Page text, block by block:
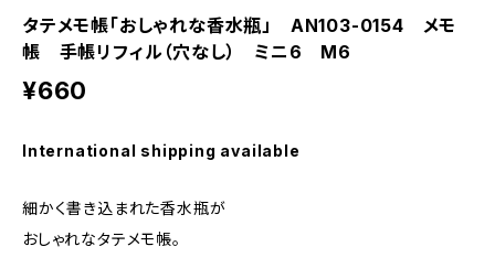
タテメモ帳「おしゃれな香水瓶」 AN103-0154 メモ
帳 手帳リフィル（穴なし） ミニ6 M6
¥660
International shipping available
細かく書き込まれた香水瓶が
おしゃれなタテメモ帳。